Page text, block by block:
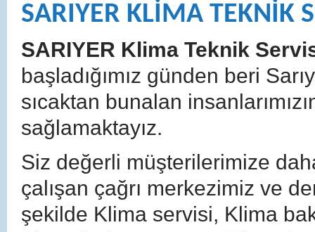
SARIYER KLİMA TEKNİK
SARIYER Klima Teknik
başladığımız günden beri
sıcaktan bunalan
sağlamaktayız.
Siz değerli müşterilerimize
çalışan çağrı merkezimiz ve
şekilde Klima servisi, Klima